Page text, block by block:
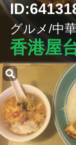
グルメ/中華
香港屋